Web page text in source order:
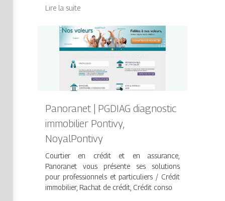
Lire la suite
Panoranet | PGDIAG diagnostic
immobilier Pontivy,
NoyalPontivy
Courtier en crédit et en assurance,
Panoranet vous présente ses solutions
pour professionnels et particuliers / Crédit
immobilier, Rachat de crédit, Crédit conso